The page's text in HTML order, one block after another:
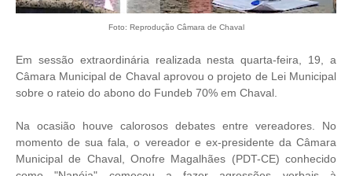
Foto: Reprodução Câmara de Chaval
Em sessão extraordinária realizada nesta quarta-feira, 19, a
Câmara Municipal de Chaval aprovou o projeto de Lei Municipal
sobre o rateio do abono do Fundeb 70% em Chaval.
Na ocasião houve calorosos debates entre vereadores. No
momento de sua fala, o vereador e ex-presidente da Câmara
Municipal de Chaval, Onofre Magalhães (PDT-CE) conhecido